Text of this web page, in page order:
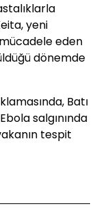
yeni
mücadele eden
dönemde
Batı
salgınında
tespit